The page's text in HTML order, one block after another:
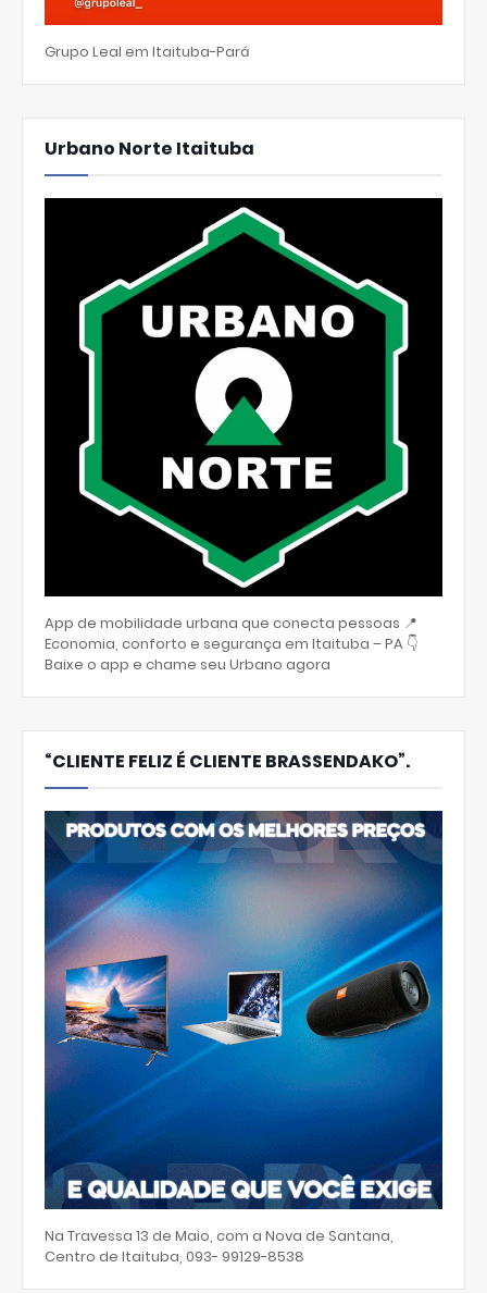
Grupo Leal em Itaituba-Pará
Urbano Norte Itaituba
App de mobilidade urbana que conecta pessoas 📍
Economia, conforto e segurança em Itaituba – PA 👇
Baixe o app e chame seu Urbano agora
“CLIENTE FELIZ É CLIENTE BRASSENDAKO”.
Na Travessa 13 de Maio, com a Nova de Santana,
Centro de Itaituba, 093- 99129-8538